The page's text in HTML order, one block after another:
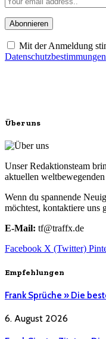
Mit der Anmeldung
Datenschutzbestimmungen
Über uns
Unser Redaktionsteam
aktuellen
Wenn du spannende
möchtest, kontaktiere uns
E-Mail: tf@traffx.de
Facebook X (Twitter)
Empfehlungen
Frank Sprüche » Die
6. August 2026